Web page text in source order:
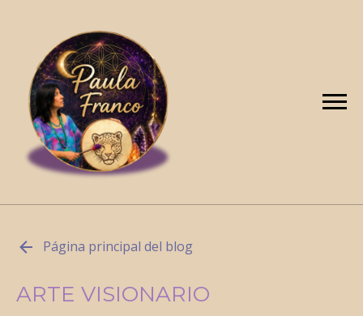
Página principal del blog
ARTE VISIONARIO